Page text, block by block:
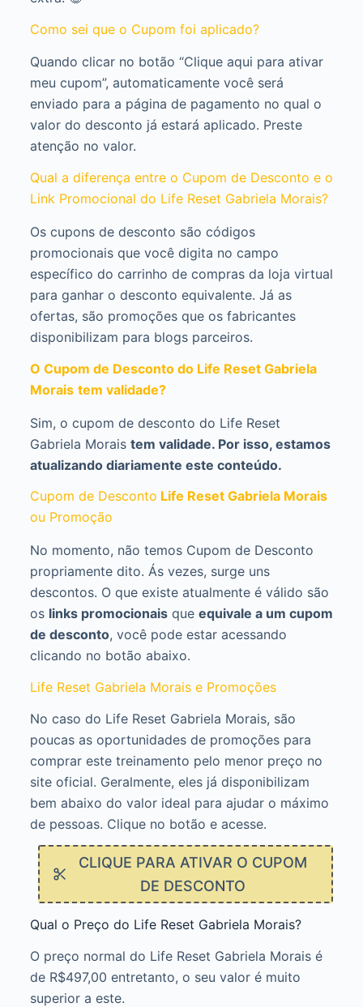
Como sei que o Cupom foi aplicado?
Quando clicar no botão “Clique aqui para ativar
meu cupom”, automaticamente você será
enviado para a página de pagamento no qual o
valor do desconto já estará aplicado. Preste
atenção no valor.
Qual a diferença entre o Cupom de Desconto e o
Link Promocional do Life Reset Gabriela Morais?
Os cupons de desconto são códigos
promocionais que você digita no campo
específico do carrinho de compras da loja virtual
para ganhar o desconto equivalente. Já as
ofertas, são promoções que os fabricantes
disponibilizam para blogs parceiros.
O Cupom de Desconto do Life Reset Gabriela
Morais tem validade?
Sim, o cupom de desconto do Life Reset
Gabriela Morais tem validade. Por isso, estamos
atualizando diariamente este conteúdo.
Cupom de Desconto Life Reset Gabriela Morais
ou Promoção
No momento, não temos Cupom de Desconto
propriamente dito. Ás vezes, surge uns
descontos. O que existe atualmente é válido são
os links promocionaisque equivale a um cupom
de desconto, você pode estar acessando
clicando no botão abaixo.
Life Reset Gabriela Morais e Promoções
No caso do Life Reset Gabriela Morais, são
poucas as oportunidades de promoções para
comprar este treinamento pelo menor preço no
site oficial. Geralmente, eles já disponibilizam
bem abaixo do valor ideal para ajudar o máximo
de pessoas. Clique no botão e acesse.
CLIQUE PARA ATIVAR O CUPOM
DE DESCONTO
Qual o Preço do Life Reset Gabriela Morais?
O preço normal do Life Reset Gabriela Morais é
de R$497,00 entretanto, o seu valor é muito
superior a este.